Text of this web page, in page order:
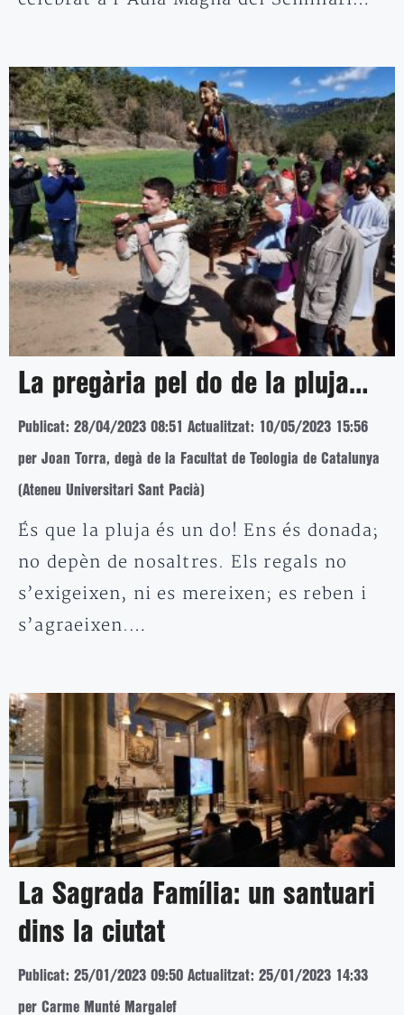
La pregària pel do de la pluja…
Publicat: 28/04/2023 08:51 Actualitzat: 10/05/2023 15:56
per Joan Torra, degà de la Facultat de Teologia de Catalunya
(Ateneu Universitari Sant Pacià)
És que la pluja és un do! Ens és donada;
no depèn de nosaltres. Els regals no
s’exigeixen, ni es mereixen; es reben i
s’agraeixen.…
La Sagrada Família: un santuari
dins la ciutat
Publicat: 25/01/2023 09:50 Actualitzat: 25/01/2023 14:33
per Carme Munté Margalef